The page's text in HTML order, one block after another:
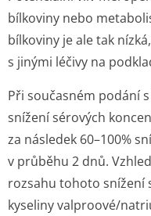
bílkoviny nebo
bílkoviny je ale tak
s jinými léčivy na
Při současném podání
snížení sérových
za následek 60–100%
v průběhu 2 dnů.
rozsahu tohoto snížení
kyseliny valproové/